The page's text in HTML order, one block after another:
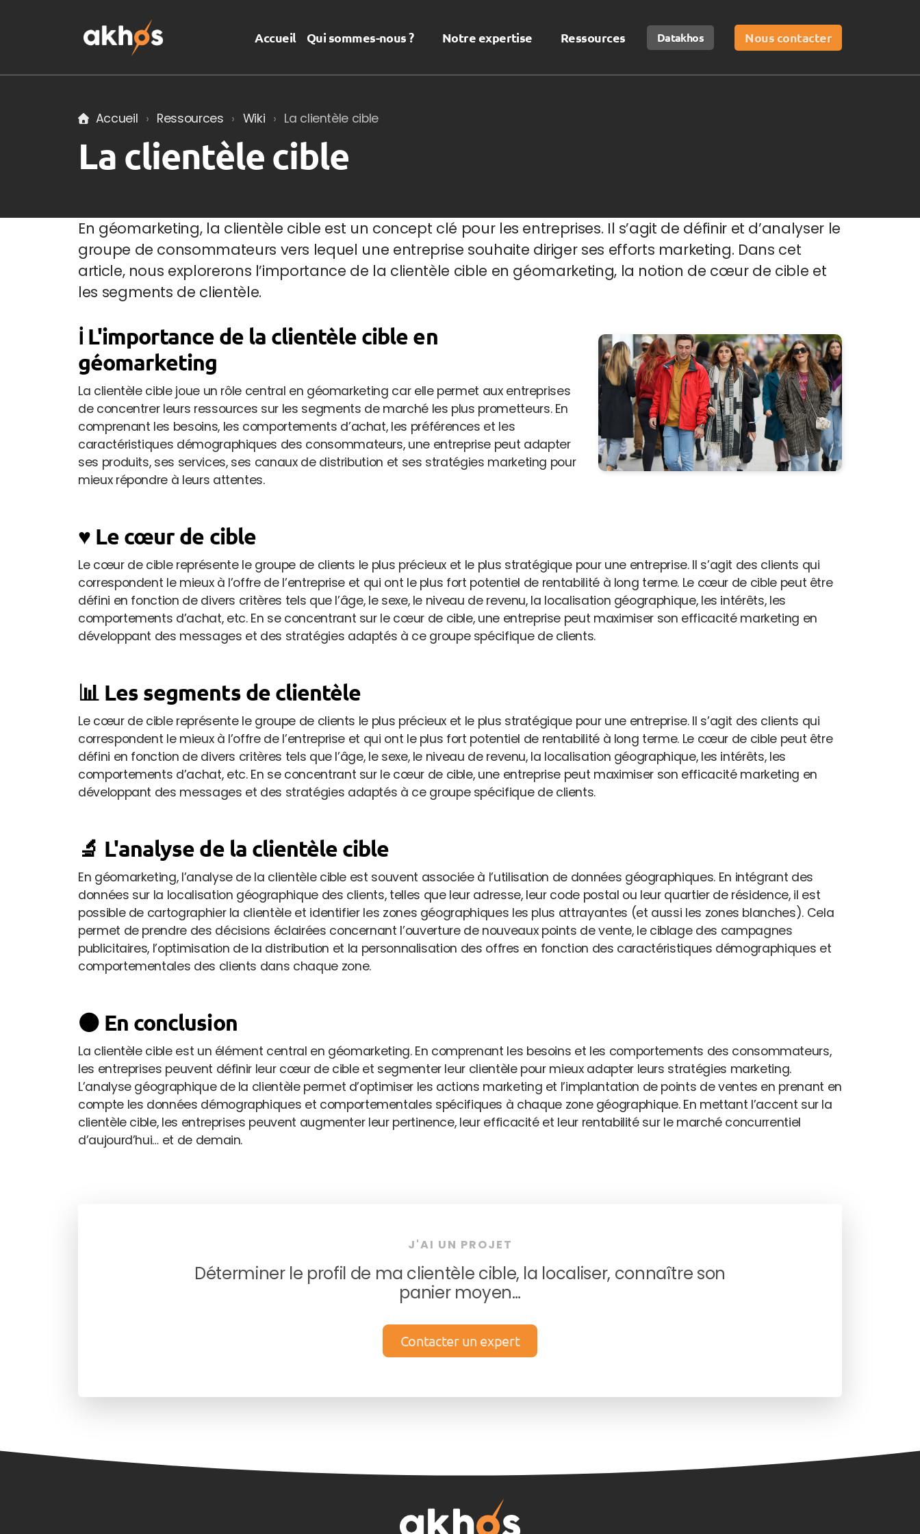
Accueil Qui sommes-nous ? Notre expertise Ressources Datakhos Nous contacter
Accueil Ressources Wiki La clientèle cible
La clientèle cible
En géomarketing, la clientèle cible est un concept clé pour les entreprises. Il s’agit de définir et d’analyser le
groupe de consommateurs vers lequel une entreprise souhaite diriger ses efforts marketing. Dans cet
article, nous explorerons l’importance de la clientèle cible en géomarketing, la notion de cœur de cible et
les segments de clientèle.
ℹ️ L'importance de la clientèle cible en
géomarketing
La clientèle cible joue un rôle central en géomarketing car elle permet aux entreprises
de concentrer leurs ressources sur les segments de marché les plus prometteurs. En
comprenant les besoins, les comportements d’achat, les préférences et les
caractéristiques démographiques des consommateurs, une entreprise peut adapter
ses produits, ses services, ses canaux de distribution et ses stratégies marketing pour
mieux répondre à leurs attentes.
♥️ Le cœur de cible
Le cœur de cible représente le groupe de clients le plus précieux et le plus stratégique pour une entreprise. Il s’agit des clients qui
correspondent le mieux à l’offre de l’entreprise et qui ont le plus fort potentiel de rentabilité à long terme. Le cœur de cible peut être
défini en fonction de divers critères tels que l’âge, le sexe, le niveau de revenu, la localisation géographique, les intérêts, les
comportements d’achat, etc. En se concentrant sur le cœur de cible, une entreprise peut maximiser son efficacité marketing en
développant des messages et des stratégies adaptés à ce groupe spécifique de clients.
📊 Les segments de clientèle
Le cœur de cible représente le groupe de clients le plus précieux et le plus stratégique pour une entreprise. Il s’agit des clients qui
correspondent le mieux à l’offre de l’entreprise et qui ont le plus fort potentiel de rentabilité à long terme. Le cœur de cible peut être
défini en fonction de divers critères tels que l’âge, le sexe, le niveau de revenu, la localisation géographique, les intérêts, les
comportements d’achat, etc. En se concentrant sur le cœur de cible, une entreprise peut maximiser son efficacité marketing en
développant des messages et des stratégies adaptés à ce groupe spécifique de clients.
🔬 L'analyse de la clientèle cible
En géomarketing, l’analyse de la clientèle cible est souvent associée à l’utilisation de données géographiques. En intégrant des
données sur la localisation géographique des clients, telles que leur adresse, leur code postal ou leur quartier de résidence, il est
possible de cartographier la clientèle et identifier les zones géographiques les plus attrayantes (et aussi les zones blanches). Cela
permet de prendre des décisions éclairées concernant l’ouverture de nouveaux points de vente, le ciblage des campagnes
publicitaires, l’optimisation de la distribution et la personnalisation des offres en fonction des caractéristiques démographiques et
comportementales des clients dans chaque zone.
🟠 En conclusion
La clientèle cible est un élément central en géomarketing. En comprenant les besoins et les comportements des consommateurs,
les entreprises peuvent définir leur cœur de cible et segmenter leur clientèle pour mieux adapter leurs stratégies marketing.
L’analyse géographique de la clientèle permet d’optimiser les actions marketing et l’implantation de points de ventes en prenant en
compte les données démographiques et comportementales spécifiques à chaque zone géographique. En mettant l’accent sur la
clientèle cible, les entreprises peuvent augmenter leur pertinence, leur efficacité et leur rentabilité sur le marché concurrentiel
d’aujourd’hui… et de demain.
J'AI UN PROJET
Déterminer le profil de ma clientèle cible, la localiser, connaître son
panier moyen…
Contacter un expert